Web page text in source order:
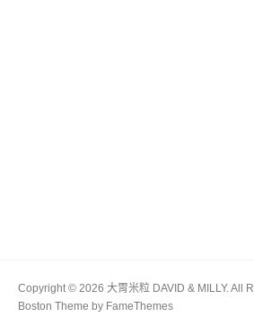
Copyright © 2026 大胃米粒 DAVID & MILLY. All
Boston Theme by FameThemes